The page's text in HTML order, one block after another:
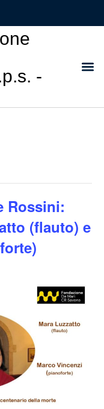
-
Rossini:
(flauto) e